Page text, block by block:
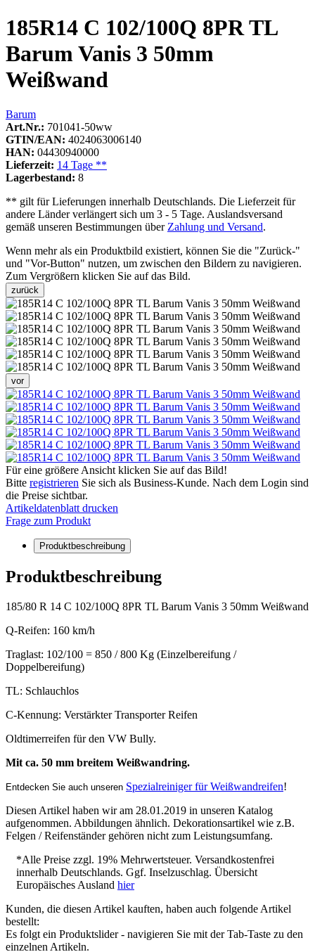
185R14 C 102/100Q 8PR TL
Barum Vanis 3 50mm
Weißwand
Barum
Art.Nr.: 701041-50ww
GTIN/EAN: 4024063006140
HAN: 04430940000
Lieferzeit: 14 Tage **
Lagerbestand: 8
** gilt für Lieferungen innerhalb Deutschlands. Die Lieferzeit für
andere Länder verlängert sich um 3 - 5 Tage. Auslandsversand
gemäß unseren Bestimmungen über Zahlung und Versand.
Wenn mehr als ein Produktbild existiert, können Sie die "Zurück-"
und "Vor-Button" nutzen, um zwischen den Bildern zu navigieren.
Zum Vergrößern klicken Sie auf das Bild.
zurück
vor
Für eine größere Ansicht klicken Sie auf das Bild!
Bitte registrieren Sie sich als Business-Kunde. Nach dem Login sind
die Preise sichtbar.
Artikeldatenblatt drucken
Frage zum Produkt
Produktbeschreibung
Produktbeschreibung
185/80 R 14 C 102/100Q 8PR TL Barum Vanis 3 50mm Weißwand
Q-Reifen: 160 km/h
Traglast: 102/100 = 850 / 800 Kg (Einzelbereifung /
Doppelbereifung)
TL: Schlauchlos
C-Kennung: Verstärkter Transporter Reifen
Oldtimerreifen für den VW Bully.
Mit ca. 50 mm breitem Weißwandring.
Entdecken Sie auch unseren Spezialreiniger für Weißwandreifen!
Diesen Artikel haben wir am 28.01.2019 in unseren Katalog
aufgenommen. Abbildungen ähnlich. Dekorationsartikel wie z.B.
Felgen / Reifenständer gehören nicht zum Leistungsumfang.
*Alle Preise zzgl. 19% Mehrwertsteuer. Versandkostenfrei
innerhalb Deutschlands. Ggf. Inselzuschlag. Übersicht
Europäisches Ausland hier
Kunden, die diesen Artikel kauften, haben auch folgende Artikel
bestellt:
Es folgt ein Produktslider - navigieren Sie mit der Tab-Taste zu den
einzelnen Artikeln.